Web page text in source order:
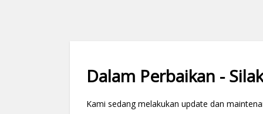
Dalam Perbaikan -
Kami sedang melakukan update dan